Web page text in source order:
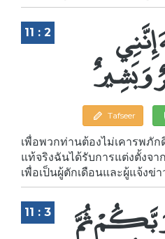
11 : 2 إِنَّنِي
وَبَشِيرٌ
Tafseer
เพื่อพวกท่านต้องไม่เคารพภั
แท้จริงฉันได้รับการแต่งตั้งจ
เพื่อเป็นผู้ตักเดือนและผู้แจ้งข่า
11 : 3 رَبَّكُمْ ثُمَّ